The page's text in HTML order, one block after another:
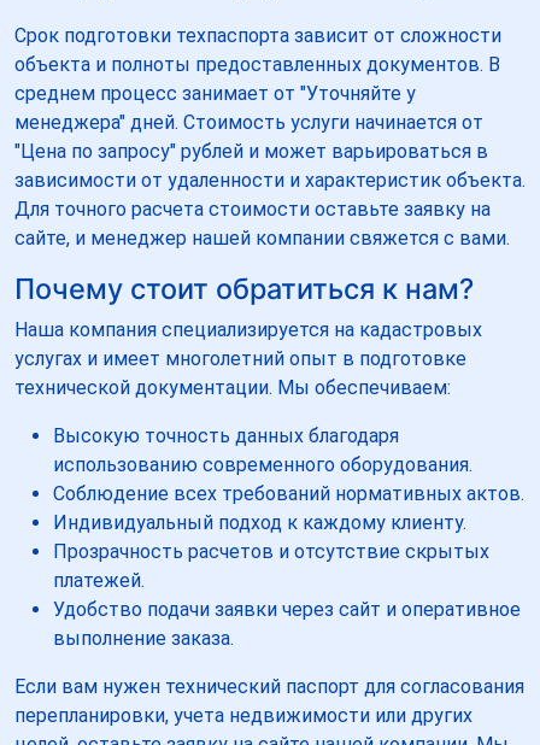
Срок подготовки техпаспорта зависит от сложности
объекта и полноты предоставленных документов. В
среднем процесс занимает от "Уточняйте у
менеджера" дней. Стоимость услуги начинается от
"Цена по запросу" рублей и может варьироваться в
зависимости от удаленности и характеристик объекта.
Для точного расчета стоимости оставьте заявку на
сайте, и менеджер нашей компании свяжется с вами.
Почему стоит обратиться к нам?
Наша компания специализируется на кадастровых
услугах и имеет многолетний опыт в подготовке
технической документации. Мы обеспечиваем:
Высокую точность данных благодаря
использованию современного оборудования.
Соблюдение всех требований нормативных актов.
Индивидуальный подход к каждому клиенту.
Прозрачность расчетов и отсутствие скрытых
платежей.
Удобство подачи заявки через сайт и оперативное
выполнение заказа.
Если вам нужен технический паспорт для согласования
перепланировки, учета недвижимости или других